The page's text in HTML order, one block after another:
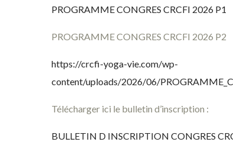
PROGRAMME CONGRES CRCFI 2026 P1
PROGRAMME CONGRES CRCFI 2026 P2
https://crcfi-yoga-vie.com/wp-
content/uploads/2026/06/
Télécharger ici le bulletin d’inscription :
BULLETIN D INSCRIPTION CONGRES